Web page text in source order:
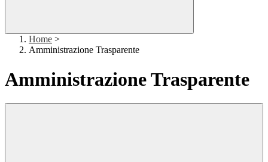
Home >
Amministrazione Trasparente
Amministrazione Trasparente